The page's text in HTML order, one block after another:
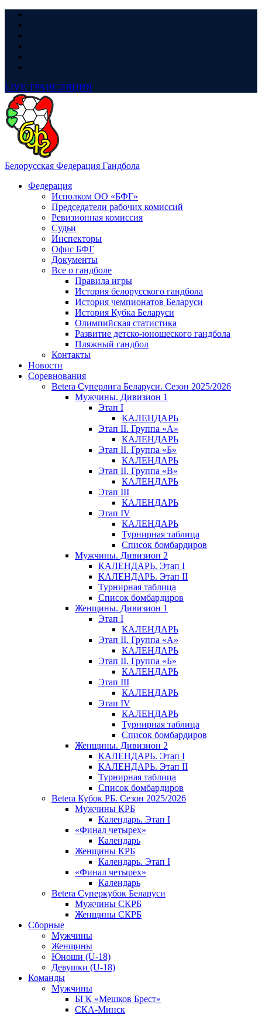
LIVE ТРАНСЛЯЦИЯ
Белорусская Федерация Гандбола
Федерация
Исполком ОО «БФГ»
Председатели рабочих комиссий
Ревизионная комиссия
Судьи
Инспекторы
Офис БФГ
Документы
Все о гандболе
Правила игры
История белорусского гандбола
История чемпионатов Беларуси
История Кубка Беларуси
Олимпийская статистика
Развитие детско-юношеского гандбола
Пляжный гандбол
Контакты
Новости
Соревнования
Betera Суперлига Беларуси. Сезон 2025/2026
Мужчины. Дивизион 1
Этап I
КАЛЕНДАРЬ
Этап II. Группа «А»
КАЛЕНДАРЬ
Этап II. Группа «Б»
КАЛЕНДАРЬ
Этап II. Группа «В»
КАЛЕНДАРЬ
Этап III
КАЛЕНДАРЬ
Этап IV
КАЛЕНДАРЬ
Турнирная таблица
Список бомбардиров
Мужчины. Дивизион 2
КАЛЕНДАРЬ. Этап I
КАЛЕНДАРЬ. Этап II
Турнирная таблица
Список бомбардиров
Женщины. Дивизион 1
Этап I
КАЛЕНДАРЬ
Этап II. Группа «А»
КАЛЕНДАРЬ
Этап II. Группа «Б»
КАЛЕНДАРЬ
Этап III
КАЛЕНДАРЬ
Этап IV
КАЛЕНДАРЬ
Турнирная таблица
Список бомбардиров
Женщины. Дивизион 2
КАЛЕНДАРЬ. Этап I
КАЛЕНДАРЬ. Этап II
Турнирная таблица
Список бомбардиров
Betera Кубок РБ. Сезон 2025/2026
Мужчины КРБ
Календарь. Этап I
«Финал четырех»
Календарь
Женщины КРБ
Календарь. Этап I
«Финал четырех»
Календарь
Betera Суперкубок Беларуси
Мужчины СКРБ
Женщины СКРБ
Сборные
Мужчины
Женщины
Юноши (U-18)
Девушки (U-18)
Команды
Мужчины
БГК «Мешков Брест»
СКА-Минск